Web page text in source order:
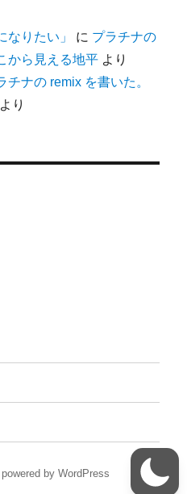
なりたい」
に プラチナの
から見える地平 より
チナの remix を書いた。
より
by WordPress